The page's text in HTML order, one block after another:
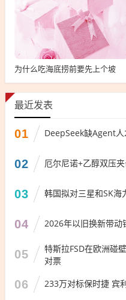
为什么吃海底捞前要先上个坡
最近发表
01 DeepSeek缺Agent
02 厄尔尼诺+乙醇双压
03 韩国拟对三星和SK海
04 2026年以旧换新带动
05
特斯拉FSD在欧洲碰
对票
06 233万对标保时捷 宾